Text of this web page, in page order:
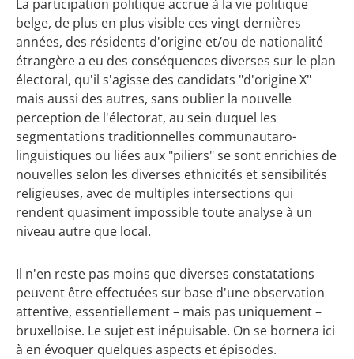
La participation politique accrue à la vie politique
belge, de plus en plus visible ces vingt dernières
années, des résidents d'origine et/ou de nationalité
étrangère a eu des conséquences diverses sur le plan
électoral, qu'il s'agisse des candidats "d'origine X"
mais aussi des autres, sans oublier la nouvelle
perception de l'électorat, au sein duquel les
segmentations traditionnelles communautaro-
linguistiques ou liées aux "piliers" se sont enrichies de
nouvelles selon les diverses ethnicités et sensibilités
religieuses, avec de multiples intersections qui
rendent quasiment impossible toute analyse à un
niveau autre que local.
Il n'en reste pas moins que diverses constatations
peuvent être effectuées sur base d'une observation
attentive, essentiellement – mais pas uniquement –
bruxelloise. Le sujet est inépuisable. On se bornera ici
à en évoquer quelques aspects et épisodes.